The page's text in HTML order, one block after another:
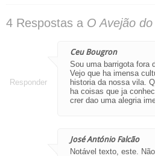
4 Respostas a O Avejão
Ceu Bougron
Sou uma barrigota fora
Vejo que ha imensa
historia da nossa vila.
ha coisas que ja
crer dao uma alegria
Responder
José António Falcão
Notável texto, este.